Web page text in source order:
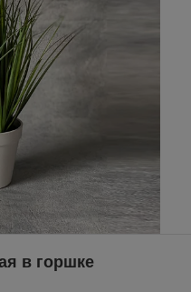
в горшке